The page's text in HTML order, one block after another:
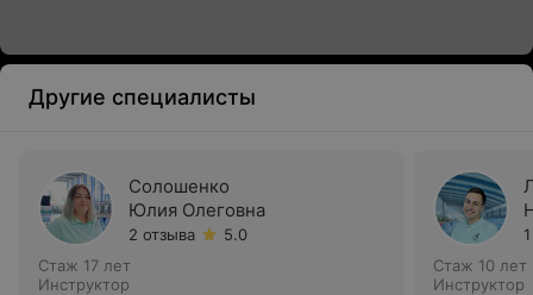
Другие специалисты
Солошенко
Юлия Олеговна
2 отзыва
5.0
Стаж 17 лет
Инструктор
Стаж 10 лет
Инструктор